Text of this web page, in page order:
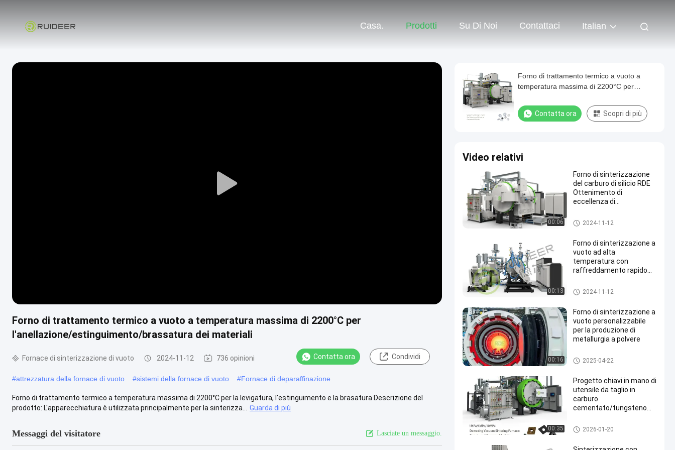
Casa. Prodotti Su Di Noi Contattaci Italian
Play
Forno di trattamento termico a vuoto a temperatura massima di 2200°C per
l'anellazione/estinguimento/brassatura dei materiali
Fornace di sinterizzazione di vuoto 2024-11-12 736 opinioni Contatta ora Condividi
#attrezzatura della fornace di vuoto #sistemi della fornace di vuoto #Fornace di deparaffinazione
Forno di trattamento termico a temperatura massima di 2200°C per la levigatura, l'estinguimento e la brasatura Descrizione del
prodotto: L'apparecchiatura è utilizzata principalmente per la sinterizza...
Guarda di più
Messaggi del visitatore Lasciate un messaggio.
Forno di trattamento termico a vuoto a
temperatura massima di 2200°C per
materiali
Contatta ora Scopri di più
Video relativi
00:06
Forno di sinterizzazione
del carburo di silicio RDE
Ottenimento di
eccellenza di
devascazione della
gomma e altri a 0,5-1 bar
Fornace di sinterizzazione di v
uoto
2024-11-12
00:13
Forno di sinterizzazione a
vuoto ad alta
temperatura con
raffreddamento rapido
Fornace di sinterizzazione di v
uoto
2024-11-12
00:16
Forno di sinterizzazione a
vuoto personalizzabile
per la produzione di
metallurgia a polvere
Fornace di sinterizzazione di v
uoto
2025-04-22
00:35
Progetto chiavi in mano di
utensile da taglio in
carburo
cementato/tungsteno
sinterizzazione a
pressione di gas
Fornace di sinterizzazione di p
ressione del gas
2026-01-20